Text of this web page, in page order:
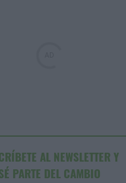
AL NEWSLETTER Y
PARTE DEL CAMBIO